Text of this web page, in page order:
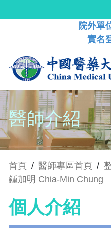
院外單
實名
醫師介紹
首頁 / 醫師專區首頁 /
鍾加明 Chia-Min Chung
個人介紹